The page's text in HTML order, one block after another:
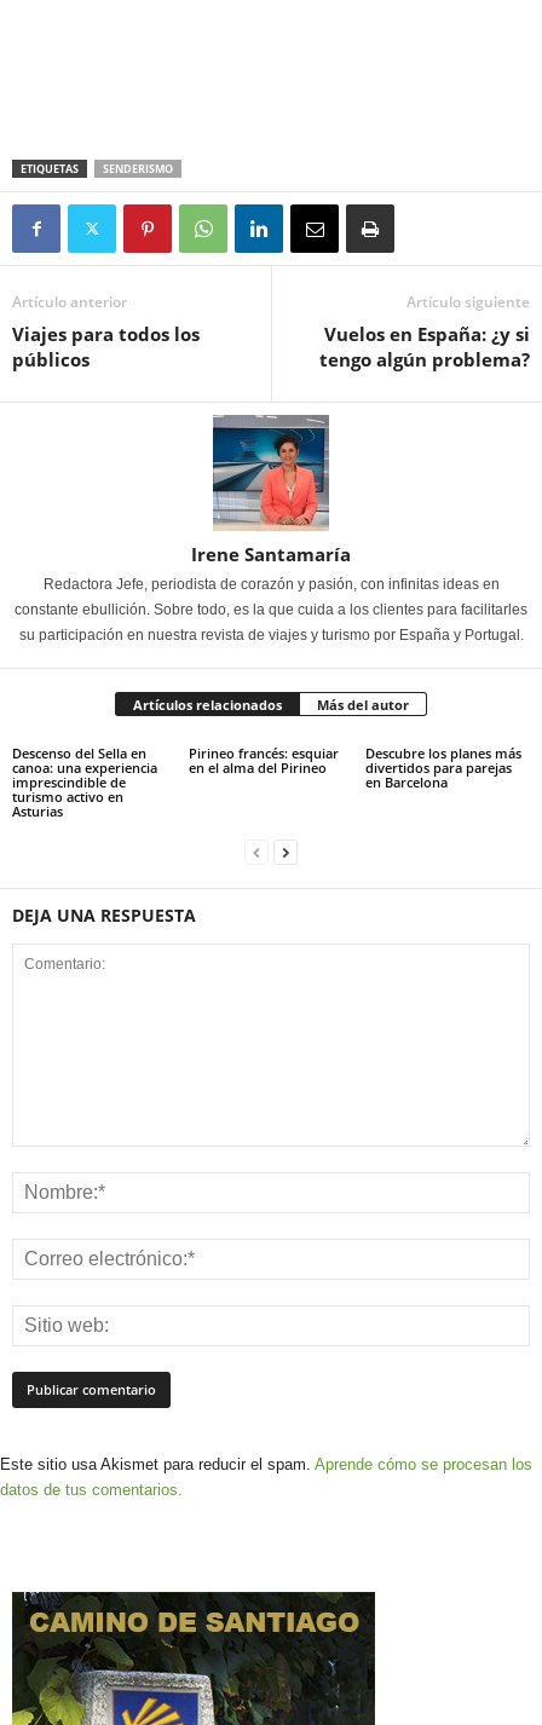
ETIQUETAS SENDERISMO
Artículo anterior
Viajes para todos los
públicos
Artículo siguiente
Vuelos en España: ¿y si
tengo algún problema?
Irene Santamaría
Redactora Jefe, periodista de corazón y pasión, con infinitas ideas en
constante ebullición. Sobre todo, es la que cuida a los clientes para facilitarles
su participación en nuestra revista de viajes y turismo por España y Portugal.
Artículos relacionados Más del autor
Descenso del Sella en
canoa: una experiencia
imprescindible de
turismo activo en
Asturias
Pirineo francés: esquiar
en el alma del Pirineo
Descubre los planes más
divertidos para parejas
en Barcelona
DEJA UNA RESPUESTA
Este sitio usa Akismet para reducir el spam. Aprende cómo se procesan los
datos de tus comentarios.